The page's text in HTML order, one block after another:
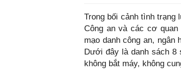
Trong bối cảnh tình trạng
Công an và các cơ
mạo danh công an,
Dưới đây là danh sách 8
không bắt máy, không